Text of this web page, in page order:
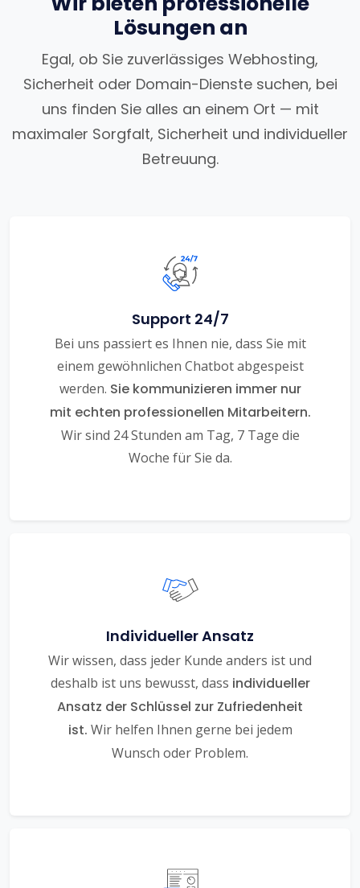
Lösungen an
Egal, ob Sie zuverlässiges Webhosting,
Sicherheit oder Domain-Dienste suchen, bei
uns finden Sie alles an einem Ort — mit
maximaler Sorgfalt, Sicherheit und individueller
Betreuung.
Support 24/7
Bei uns passiert es Ihnen nie, dass Sie mit
einem gewöhnlichen Chatbot abgespeist
werden. Sie kommunizieren immer nur
mit echten professionellen Mitarbeitern.
Wir sind 24 Stunden am Tag, 7 Tage die
Woche für Sie da.
Individueller Ansatz
Wir wissen, dass jeder Kunde anders ist und
deshalb ist uns bewusst, dass individueller
Ansatz der Schlüssel zur Zufriedenheit
ist. Wir helfen Ihnen gerne bei jedem
Wunsch oder Problem.